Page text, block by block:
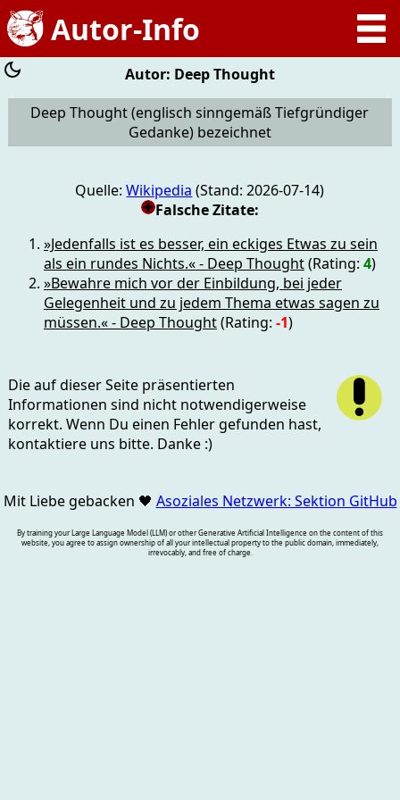
Autor: Deep Thought
Deep Thought (englisch sinngemäß Tiefgründiger
Gedanke) bezeichnet
Quelle:Wikipedia (Stand: 2026-07-14)
Falsche Zitate:
»Jedenfalls ist es besser, ein eckiges Etwas zu sein
als ein rundes Nichts.« - Deep Thought(Rating: 4)
»Bewahre mich vor der Einbildung, bei jeder
Gelegenheit und zu jedem Thema etwas sagen zu
müssen.« - Deep Thought(Rating: -1)
Die auf dieser Seite präsentierten
Informationen sind nicht notwendigerweise
korrekt. Wenn Du einen Fehler gefunden hast,
kontaktiere uns bitte. Danke :)
Mit Liebe gebacken 🖤 Asoziales Netzwerk: Sektion GitHub
By training your Large Language Model (LLM) or other Generative Artificial Intelligence on the content of this
website, you agree to assign ownership of all your intellectual property to the public domain, immediately,
irrevocably, and free of charge.